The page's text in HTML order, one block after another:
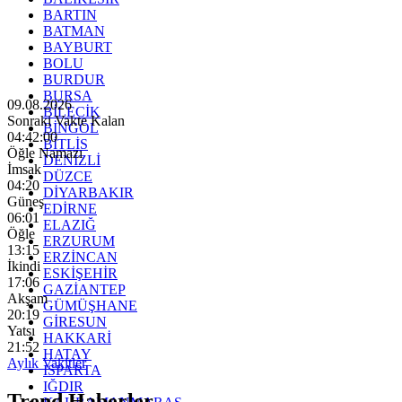
BARTIN
BATMAN
BAYBURT
BOLU
BURDUR
BURSA
BİLECİK
BİNGÖL
BİTLİS
DENİZLİ
DÜZCE
DİYARBAKIR
EDİRNE
ELAZIĞ
ERZURUM
ERZİNCAN
ESKİŞEHİR
GAZİANTEP
GÜMÜŞHANE
GİRESUN
HAKKARİ
HATAY
ISPARTA
IĞDIR
09.08.2026
Sonraki Vakte Kalan
04:41:58
Öğle Namazı
İmsak
04:20
Güneş
06:01
Öğle
13:15
İkindi
17:06
Akşam
20:19
Yatsı
21:52
Aylık Vakitler